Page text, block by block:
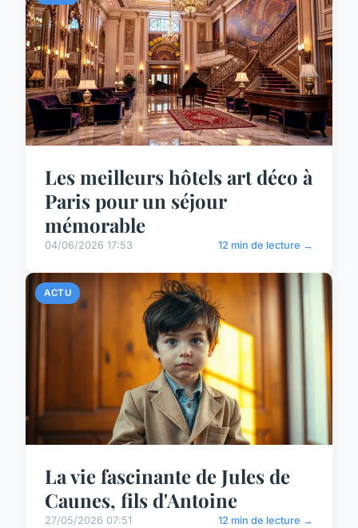
Les meilleurs hôtels art déco à
Paris pour un séjour
mémorable
04/06/2026 17:53 12 min de lecture →
ACTU
La vie fascinante de Jules de
Caunes, fils d'Antoine
27/05/2026 07:51 12 min de lecture →